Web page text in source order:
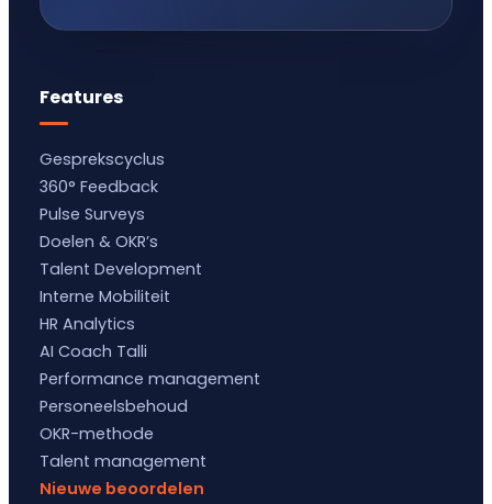
Features
Gesprekscyclus
360° Feedback
Pulse Surveys
Doelen & OKR’s
Talent Development
Interne Mobiliteit
HR Analytics
AI Coach Talli
Performance management
Personeelsbehoud
OKR-methode
Talent management
Nieuwe beoordelen